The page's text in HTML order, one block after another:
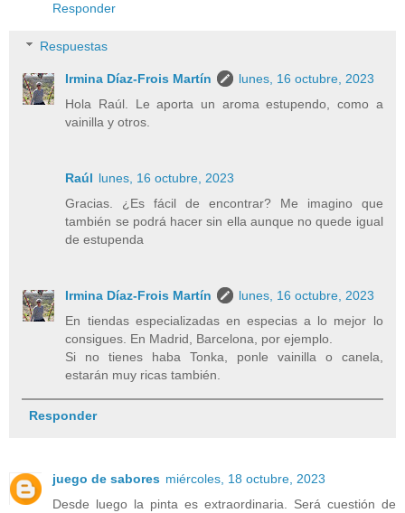
Responder
Respuestas
Irmina Díaz-Frois Martín
lunes, 16 octubre, 2023
Hola Raúl. Le aporta un aroma estupendo, como a
vainilla y otros.
Raúl lunes, 16 octubre, 2023
Gracias. ¿Es fácil de encontrar? Me imagino que
también se podrá hacer sin ella aunque no quede igual
de estupenda
Irmina Díaz-Frois Martín
lunes, 16 octubre, 2023
En tiendas especializadas en especias a lo mejor lo
consigues. En Madrid, Barcelona, por ejemplo.
Si no tienes haba Tonka, ponle vainilla o canela,
estarán muy ricas también.
Responder
juego de sabores miércoles, 18 octubre, 2023
Desde luego la pinta es extraordinaria. Será cuestión de